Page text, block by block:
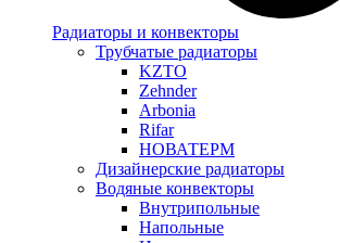
Радиаторы и конвекторы
Трубчатые радиаторы
KZTO
Zehnder
Arbonia
Rifar
НОВАТЕРМ
Дизайнерские радиаторы
Водяные конвекторы
Внутрипольные
Напольные